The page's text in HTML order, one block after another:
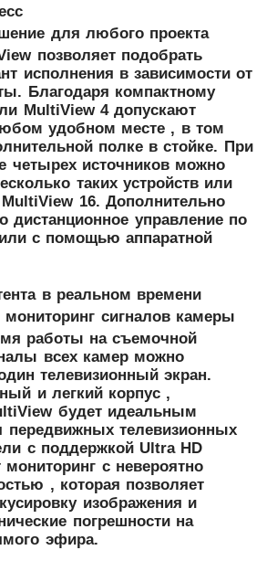
для любого проекта
позволяет подобрать
исполнения в зависимости от
Благодаря компактному
MultiView 4 допускают
удобном месте , в том
полке в стойке. При
четырех источников можно
таких устройств или
MultiView 16. Дополнительно
дистанционное управление по
с помощью аппаратной
в реальном времени
мониторинг сигналов камеры
работы на съемочной
всех камер можно
телевизионный экран.
и легкий корпус ,
будет идеальным
передвижных телевизионных
с поддержкой Ultra HD
с невероятно
, которая позволяет
изображения и
погрешности на
эфира.